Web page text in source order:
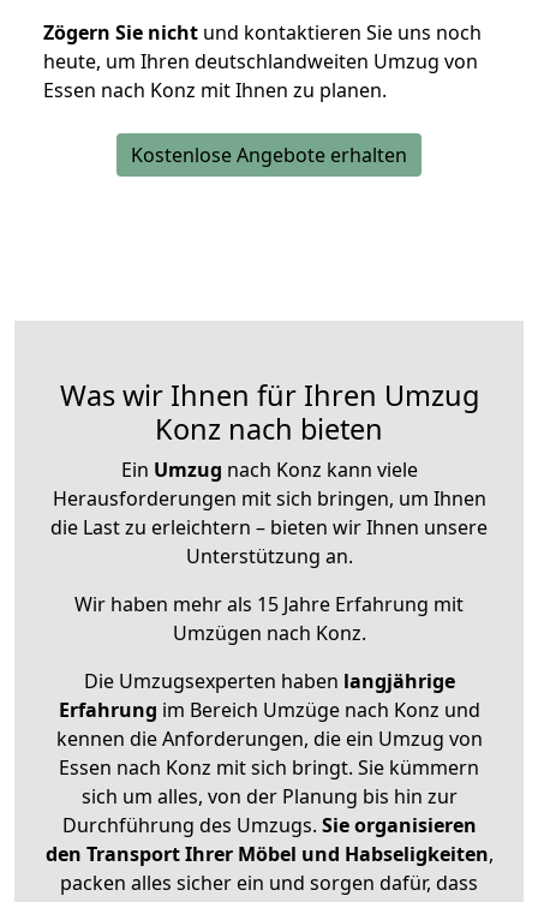
Zögern Sie nicht und kontaktieren Sie uns noch
heute, um Ihren deutschlandweiten Umzug von
Essen nach Konz mit Ihnen zu planen.
Kostenlose Angebote erhalten
Was wir Ihnen für Ihren Umzug
Konz nach bieten
Ein Umzug nach Konz kann viele
Herausforderungen mit sich bringen, um Ihnen
die Last zu erleichtern – bieten wir Ihnen unsere
Unterstützung an.
Wir haben mehr als 15 Jahre Erfahrung mit
Umzügen nach Konz.
Die Umzugsexperten haben langjährige
Erfahrung im Bereich Umzüge nach Konz und
kennen die Anforderungen, die ein Umzug von
Essen nach Konz mit sich bringt. Sie kümmern
sich um alles, von der Planung bis hin zur
Durchführung des Umzugs. Sie organisieren
den Transport Ihrer Möbel und Habseligkeiten,
packen alles sicher ein und sorgen dafür, dass